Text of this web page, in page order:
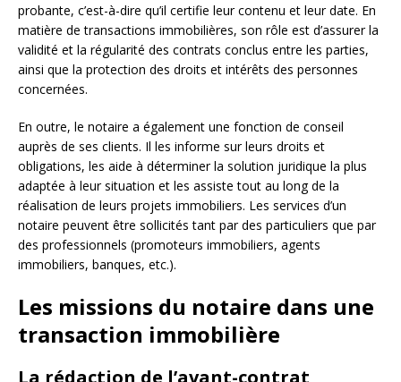
probante, c’est-à-dire qu’il certifie leur contenu et leur date. En
matière de transactions immobilières, son rôle est d’assurer la
validité et la régularité des contrats conclus entre les parties,
ainsi que la protection des droits et intérêts des personnes
concernées.
En outre, le notaire a également une fonction de conseil
auprès de ses clients. Il les informe sur leurs droits et
obligations, les aide à déterminer la solution juridique la plus
adaptée à leur situation et les assiste tout au long de la
réalisation de leurs projets immobiliers. Les services d’un
notaire peuvent être sollicités tant par des particuliers que par
des professionnels (promoteurs immobiliers, agents
immobiliers, banques, etc.).
Les missions du notaire dans une
transaction immobilière
La rédaction de l’avant-contrat